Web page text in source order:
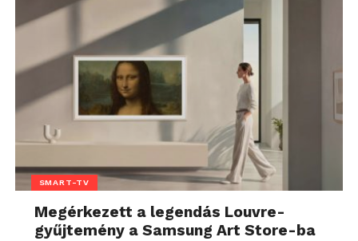
SMART-TV
Megérkezett a legendás Louvre-
gyűjtemény a Samsung Art Store-ba